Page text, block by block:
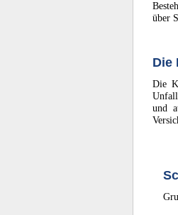
über
Die
Die
und